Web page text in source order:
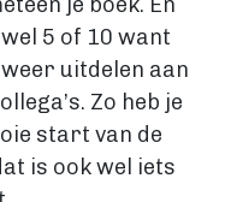
5 of 10 want
uitdelen aan
Zo heb je
start van de
is ook wel iets